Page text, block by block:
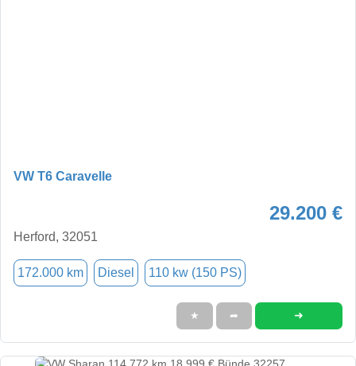
VW T6 Caravelle
29.200 €
Herford, 32051
172.000 km Diesel 110 kw (150 PS)
★ ➦ ➜